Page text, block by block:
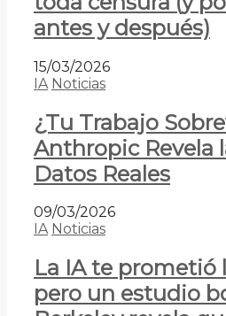
antes y después)
15/03/2026
IA Noticias
¿Tu Trabajo
Anthropic Revela
Datos Reales
09/03/2026
IA Noticias
La IA te prometió
pero un estudio